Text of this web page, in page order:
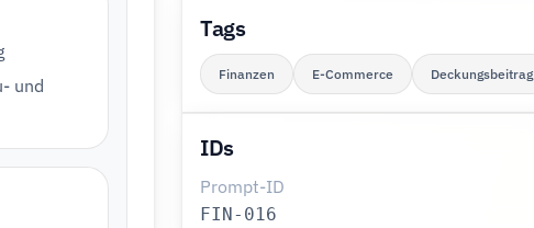
und
Tags
Finanzen E-Commerce Deckungsbeitrag
IDs
Prompt-ID
FIN-016